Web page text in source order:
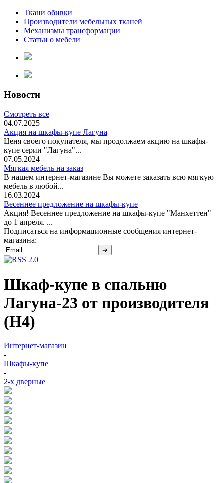
Ткани обивки
Производители мебельных тканей
Механизмы трансформации
Статьи о мебели
Новости
Смотреть все
04.07.2025
Акция на шкафы-купе Лагуна
Ценя своего покупателя, мы продолжаем акцию на шкафы-
купе серии "Лагуна"...
07.05.2024
Мягкая мебель на заказ
В нашем интернет-магазине Вы можете заказать всю мягкую
мебель в любой...
16.03.2024
Весеннее предложение на шкафы-купе
Акция! Весеннее предложение на шкафы-купе "Манхеттен"
до 1 апреля. ...
Подписаться на информационные сообщения интернет-
магазина:
Шкаф-купе в спальню
Лагуна-23 от производителя
(Н4)
Интернет-магазин
-
Шкафы-купе
-
2-х дверные